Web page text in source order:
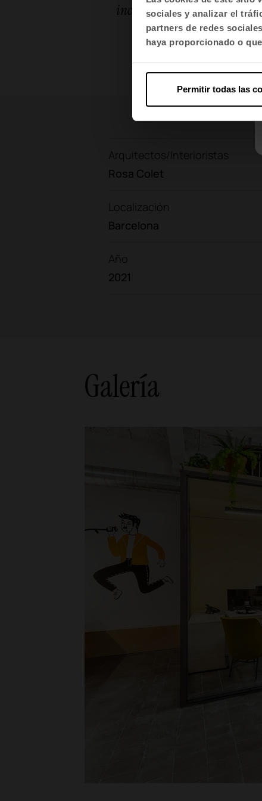
sociales y analizar el
partners de redes
haya proporcionado o
Permitir todas las
incorporando un giro
Arquitectos/Interioristas
Rosa Colet
Localización
Barcelona
Año
2021
Galería